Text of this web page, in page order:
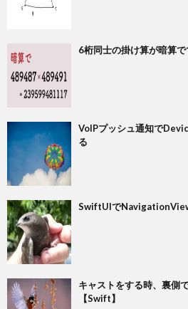
6桁同士の掛け算が暗算
VoIPプッシュ通知で
る
SwiftUIで
キャストをする時、裏側
【Swift】